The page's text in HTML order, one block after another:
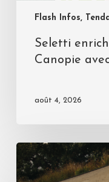
Flash Infos,
Seletti
Canopie
août 4, 2026